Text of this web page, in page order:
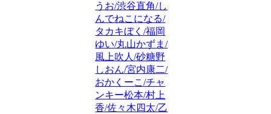
うお/渋谷直角/し
んでねこになる/
タカキぼく/福岡
ゆい/丸山かずま/
風上吹人/砂糖野
しおん/宮内康二/
おかくーこ/チャ
ンキー松本/村上
香/佐々木四太/乙